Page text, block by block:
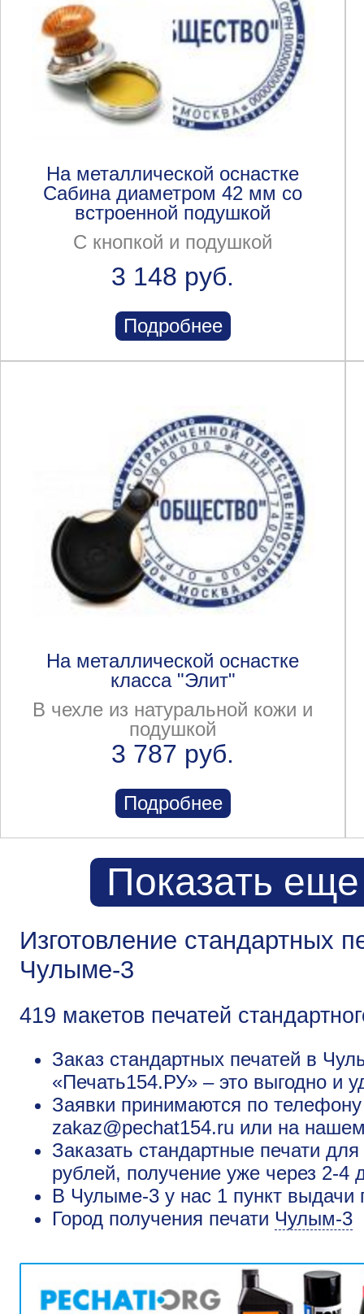
На металлической оснастке
Сабина диаметром 42 мм со
встроенной подушкой
С кнопкой и подушкой
3 148 руб.
Подробнее
На металлической оснастке
класса "Элит"
В чехле из натуральной кожи и
подушкой
3 787 руб.
Подробнее
Показать
Изготовление стандартных
Чулыме-3
419 макетов печатей
Заказ стандартных печатей в
«Печать154.РУ» – это выгодно и
Заявки принимаются по
zakaz@pechat154.ru или на
Заказать стандартные печати
рублей, получение уже через 2-4
В Чулыме-3 у нас 1 пункт выдачи
Город получения печати Чулым-3